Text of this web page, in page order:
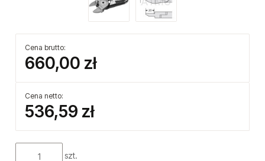
Cena brutto:
660,00 zł
Cena netto:
536,59 zł
szt.